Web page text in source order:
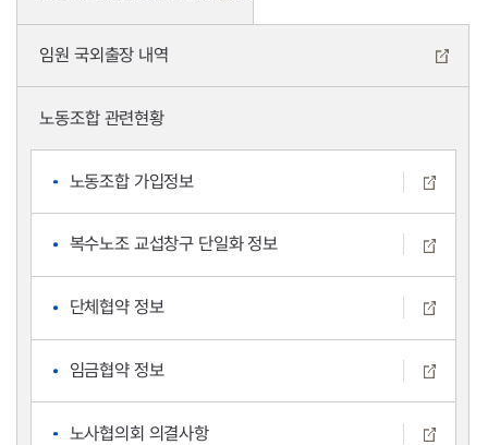
임원 국외출장 내역
노동조합 관련현황
노동조합 가입정보
복수노조 교섭창구 단일화 정보
단체협약 정보
임금협약 정보
노사협의회 의결사항